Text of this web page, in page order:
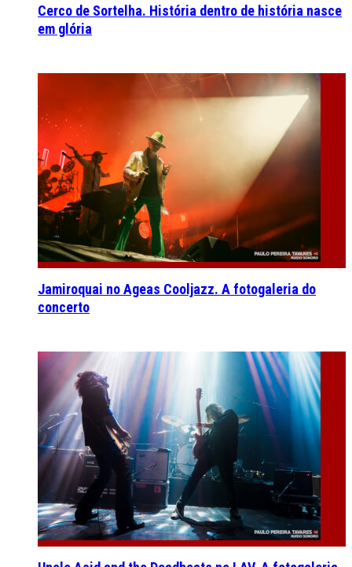
Cerco de Sortelha. História dentro de história nasce
em glória
Jamiroquai no Ageas Cooljazz. A fotogaleria do
concerto